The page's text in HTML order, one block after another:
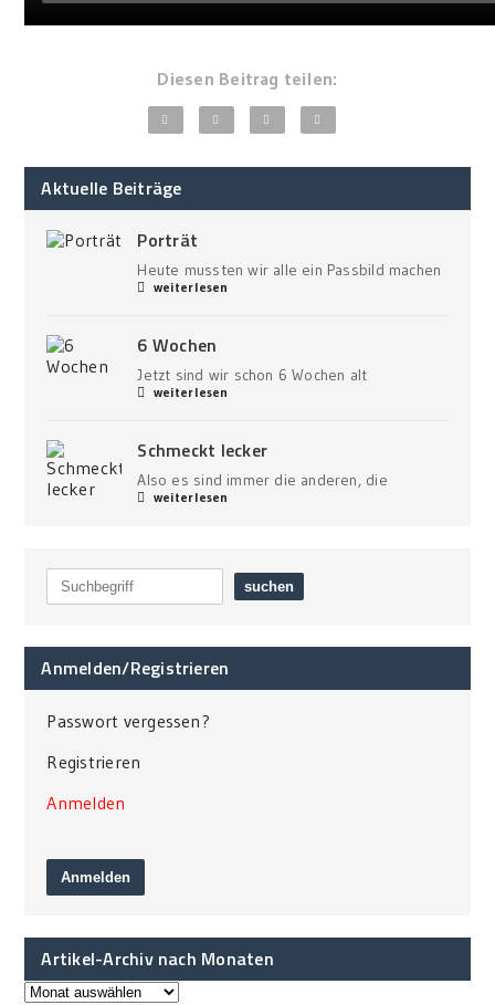
Diesen Beitrag teilen:
Aktuelle Beiträge
Porträt
Heute mussten wir alle ein Passbild machen
weiterlesen
6 Wochen
Jetzt sind wir schon 6 Wochen alt
weiterlesen
Schmeckt lecker
Also es sind immer die anderen, die
weiterlesen
Anmelden/Registrieren
Passwort vergessen?
Registrieren
Anmelden
Artikel-Archiv nach Monaten